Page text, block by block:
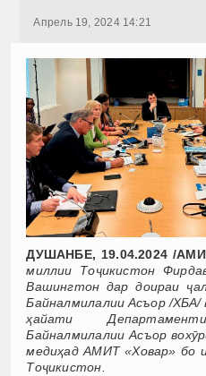
Апрель 19, 2024 14:21
ДУШАНБЕ, 19.04.2024 /
миллии Тоҷикистон
Вашингтон дар доираи
Байналмилалии Асъор /ХБА/
ҳайати
Байналмилалии Асъор
медиҳад АМИТ «Ховар» бо
Тоҷикистон.